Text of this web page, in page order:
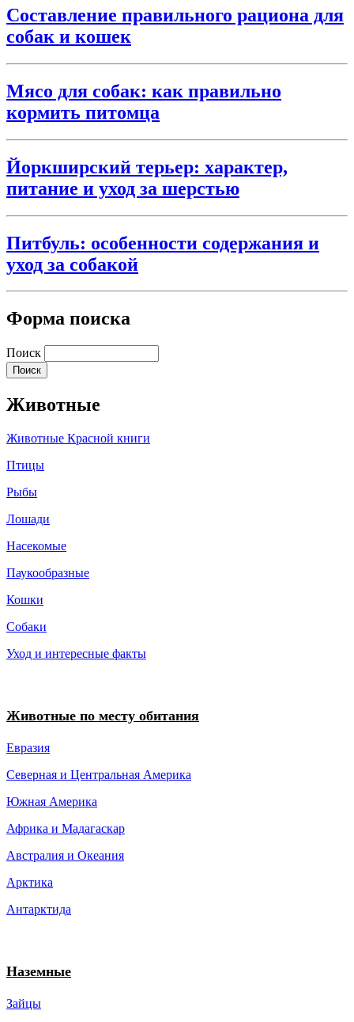
Составление правильного рациона для
собак и кошек
Мясо для собак: как правильно
кормить питомца
Йоркширский терьер: характер,
питание и уход за шерстью
Питбуль: особенности содержания и
уход за собакой
Форма поиска
Поиск
Животные
Животные Красной книги
Птицы
Рыбы
Лошади
Насекомые
Паукообразные
Кошки
Собаки
Уход и интересные факты
Животные по месту обитания
Евразия
Северная и Центральная Америка
Южная Америка
Африка и Мадагаскар
Австралия и Океания
Арктика
Антарктида
Наземные
Зайцы